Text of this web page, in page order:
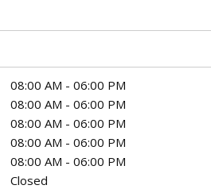
08:00 AM - 06:00 PM
08:00 AM - 06:00 PM
08:00 AM - 06:00 PM
08:00 AM - 06:00 PM
08:00 AM - 06:00 PM
Closed